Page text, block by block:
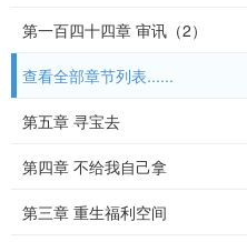
第一百四十四章 审讯（2）
查看全部章节列表......
第五章 寻宝去
第四章 不给我自己拿
第三章 重生福利空间